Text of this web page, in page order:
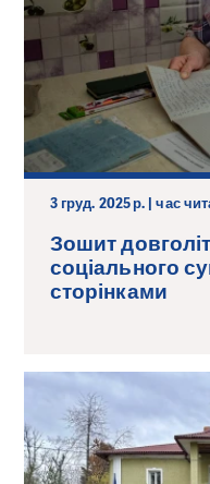
3 груд. 2025 р. | час
Зошит
соціального
сторінками